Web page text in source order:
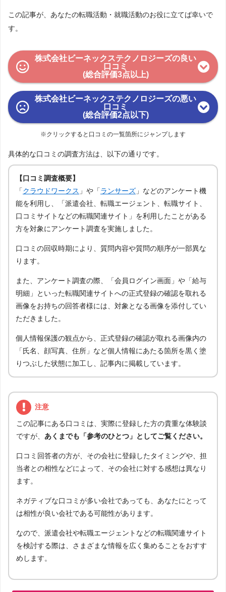
この記事が、あなたの転職活動・就職活動のお役に立てば幸いで
す。
株式会社ビーネックステクノロジーズの良い
口コミ
(総合評価3点以上)
株式会社ビーネックステクノロジーズの悪い
口コミ
(総合評価2点以下)
※クリックすると口コミの一覧箇所にジャンプします
具体的な口コミの調査方法は、以下の通りです。
【口コミ調査概要】
「クラウドワークス 」や「ランサーズ 」などのアンケート機
能を利用し、「派遣会社、転職エージェント、転職サイト、
口コミサイトなどの転職関連サイト」を利用したことがある
方を対象にアンケート調査を実施しました。
口コミの回収時期により、質問内容や質問の順序が一部異な
ります。
また、アンケート調査の際、「会員ログイン画面」や「給与
明細」といった転職関連サイトへの正式登録の確認を取れる
画像をお持ちの回答者様には、対象となる画像を添付してい
ただきました。
個人情報保護の観点から、正式登録の確認が取れる画像内の
「氏名、顔写真、住所」など個人情報にあたる箇所を黒く塗
りつぶした状態に加工し、記事内に掲載しています。
注意
この記事にある口コミは、実際に登録した方の貴重な体験談
ですが、 あくまでも「参考のひとつ」としてご覧ください。
口コミ回答者の方が、その会社に登録したタイミングや、担
当者との相性などによって、その会社に対する感想は異なり
ます。
ネガティブな口コミが多い会社であっても、あなたにとって
は相性が良い会社である可能性があります。
なので、派遣会社や転職エージェントなどの転職関連サイト
を検討する際は、さまざまな情報を広く集めることをおすす
めします。